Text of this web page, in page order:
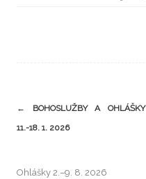
←
BOHOSLUŽBY A OHLÁŠKY
11.-18. 1. 2026
Ohlášky 2.–9. 8. 2026